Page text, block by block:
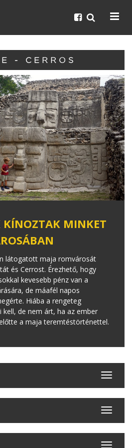
- CERROS
KÍNOZTAK MINKET
látogatott maja romvárosát
és Cerrost. Érezhető, hogy
kevesebb pénz van a
de máafél napos
Hiába a rengeteg
kell, de nem árt, ha az ember
a maja teremtéstörténettel.
Toggle
Toggle